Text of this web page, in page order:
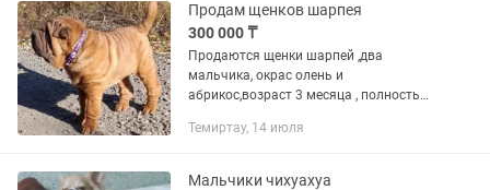
Продам щенков шарпея
300 000 ₸
Продаются щенки шарпей ,два
мальчика, окрас олень и
абрикос,возраст 3 месяца , полностью
прививки проставлены ,щенячка ,
Темиртау, 14 июля
Мальчики чихуахуа